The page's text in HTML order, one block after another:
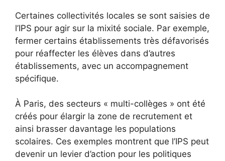
Certaines collectivités locales se sont saisies de
l’IPS pour agir sur la mixité sociale. Par exemple,
fermer certains établissements très défavorisés
pour réaffecter les élèves dans d’autres
établissements, avec un accompagnement
spécifique.
À Paris, des secteurs « multi-collèges » ont été
créés pour élargir la zone de recrutement et
ainsi brasser davantage les populations
scolaires. Ces exemples montrent que l’IPS peut
devenir un levier d’action pour les politiques